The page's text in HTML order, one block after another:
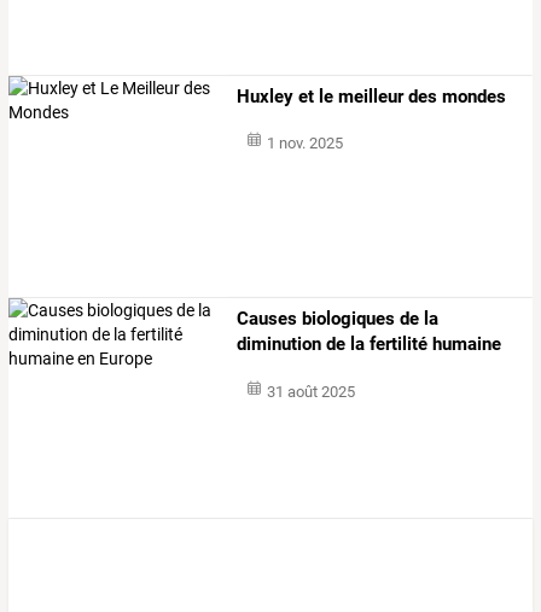
Huxley et le meilleur des mondes
1 nov. 2025
Causes biologiques de la
diminution de la fertilité humaine
31 août 2025